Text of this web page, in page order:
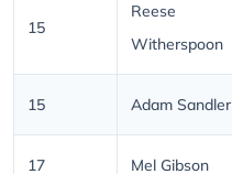
15
Reese
Witherspoon
15 Adam Sandler
17 Mel Gibson